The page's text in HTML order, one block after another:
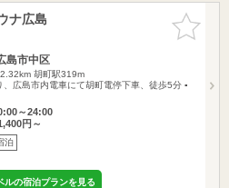
お気に入
りに追加
ナ広島
島市中区
胡町駅319m
、広島市内電車にて胡町電停下車、徒歩5分 ▪
～24:00
円～
泊
ルの宿泊プランを見る